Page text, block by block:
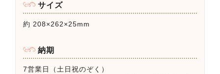
サイズ
約 208×262×25mm
納期
7営業日（土日祝のぞく）